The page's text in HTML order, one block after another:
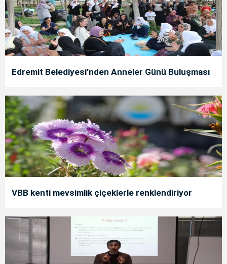
Edremit Belediyesi’nden Anneler Günü Buluşması
VBB kenti mevsimlik çiçeklerle renklendiriyor